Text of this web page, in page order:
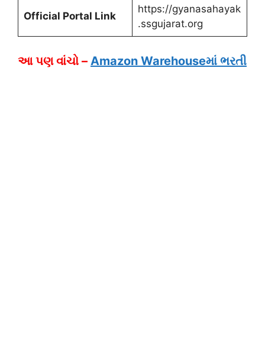
Official Portal Link
https://gyanasahayak
.ssgujarat.org
આ પણ વાંચો – Amazon Warehouseમાં ભરતી